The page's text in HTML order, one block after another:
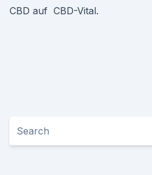
CBD auf CBD-Vital.